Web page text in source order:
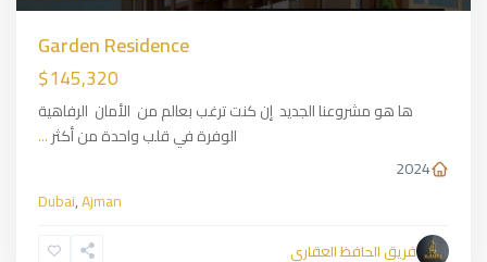
Garden Residence
$145,320
ها هو مشروعنا الجديد إن كنت ترغب بعالم من الأمان الرفاهية
الوفرة في قلب واحدة من أكثر...
2024
Dubai,Ajman
فريق الحافظ العقاري